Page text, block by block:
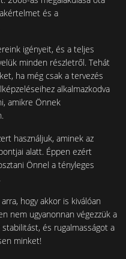
és a
igényeit, és a teljes
minden részletről. Tehát
ha még csak a tervezés
alkalmazkodva
amikre Önnek
használjuk, aminek az
alatt. Éppen ezért
Önnel a tényleges
hogy akkor is kiválóan
nem ugyanonnan végezzük a
és rugalmasságot a
minket!